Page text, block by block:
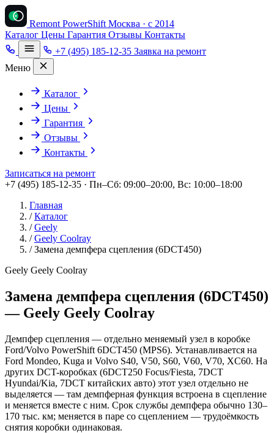
Remont PowerShift Москва · с 2014
Каталог Цены Гарантия Отзывы Контакты
+7 (495) 185-12-35 Заявка на ремонт
Меню
Каталог
Цены
Гарантия
Отзывы
Контакты
Записаться на ремонт
+7 (495) 185-12-35 · Пн–Сб: 09:00–20:00, Вс: 10:00–18:00
Главная
/ Каталог
/ Geely
/ Geely Coolray
/ Замена демпфера сцепления (6DCT450)
Geely Geely Coolray
Замена демпфера сцепления (6DCT450)
— Geely Geely Coolray
Демпфер сцепления — отдельно меняемый узел в коробке
Ford/Volvo PowerShift 6DCT450 (MPS6). Устанавливается на
Ford Mondeo, Kuga и Volvo S40, V50, S60, V60, V70, XC60. На
других DCT-коробках (6DCT250 Focus/Fiesta, 7DCT
Hyundai/Kia, 7DCT китайских авто) этот узел отдельно не
выделяется — там демпферная функция встроена в сцепление
и меняется вместе с ним. Срок службы демпфера обычно 130–
170 тыс. км; меняется в паре со сцеплением — трудоёмкость
снятия коробки одинаковая.